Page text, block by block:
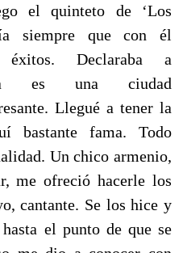
el quinteto de ‘Los
siempre que con él
éxitos. Declaraba a
es una ciudad
Llegué a tener la
bastante fama. Todo
Un chico armenio,
me ofreció hacerle los
cantante. Se los hice y
el punto de que se